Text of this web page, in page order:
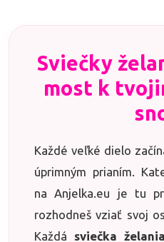
života vytúženú...
Sviečky
most k
Každé veľké dielo
úprimným prianím.
na Anjelka.eu je tu
rozhodneš vziať svoj
Každá sviečka